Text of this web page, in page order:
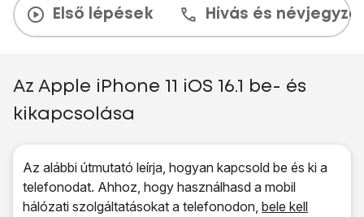
Első lépések Hívás és
Az Apple iPhone 11 iOS 16.1 be- és
kikapcsolása
Az alábbi útmutató leírja, hogyan kapcsold be és ki a
telefonodat. Ahhoz, hogy használhasd a mobil
hálózati szolgáltatásokat a telefonodon, bele kell